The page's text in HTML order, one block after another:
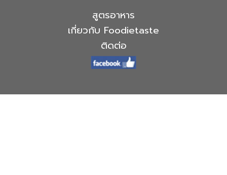
สูตรอาหาร
เกี่ยวกับ Foodietaste
ติดต่อ